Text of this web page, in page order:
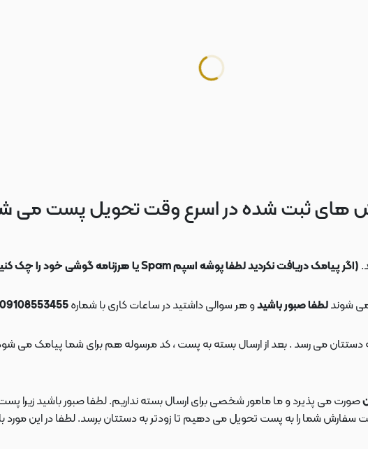
های ثبت شده در اسرع وقت تحویل پست می
(اگر پیامک دریافت نکردید لطفا پوشه اسپم Spam یا هرزنامه گوشی خود را چک کنید)
شوندلطفا صبور باشیدو هر سوالی داشتید در ساعات کاری با شماره
صورت می پذیرد و ما مامور شخصی برای ارسال بسته نداریم. لطفا صبور باشید زیرا
شما را به پست تحویل می دهیم تا زودتر به دستتان برسد. لطفا در این مورد با